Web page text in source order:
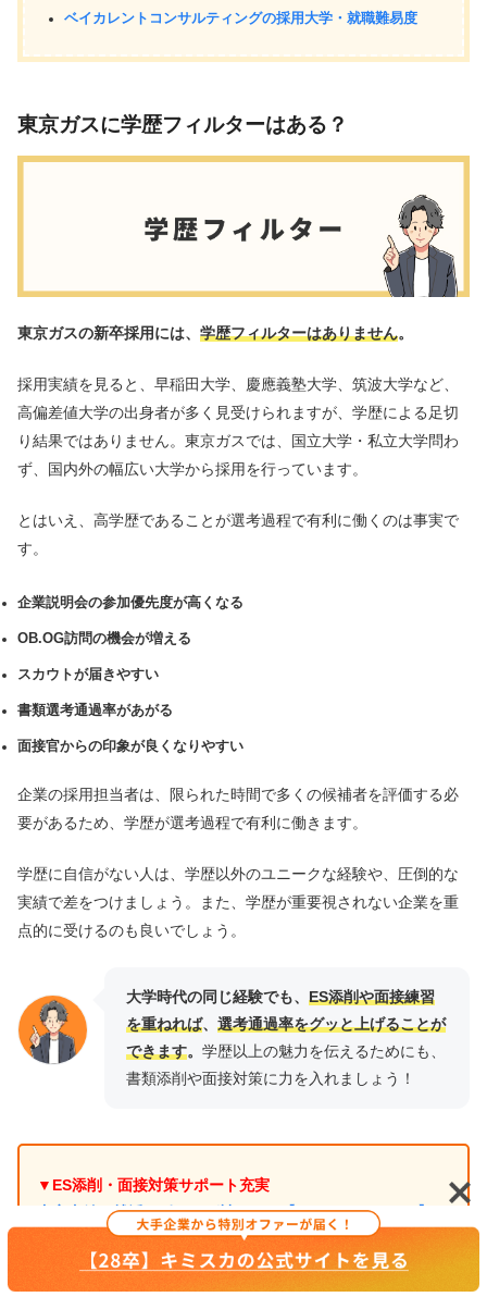
ベイカレントコンサルティングの採用大学・就職難易度
東京ガスに学歴フィルターはある？
東京ガスの新卒採用には、 学歴フィルターはありません。
採用実績を見ると、早稲田大学、慶應義塾大学、筑波大学など、
高偏差値大学の出身者が多く見受けられますが、学歴による足切
り結果ではありません。東京ガスでは、国立大学・私立大学問わ
ず、国内外の幅広い大学から採用を行っています。
とはいえ、高学歴であることが選考過程で有利に働くのは事実で
す。
企業説明会の参加優先度が高くなる
OB.OG訪問の機会が増える
スカウトが届きやすい
書類選考通過率があがる
面接官からの印象が良くなりやすい
企業の採用担当者は、限られた時間で多くの候補者を評価する必
要があるため、学歴が選考過程で有利に働きます。
学歴に自信がない人は、学歴以外のユニークな経験や、圧倒的な
実績で差をつけましょう。また、学歴が重要視されない企業を重
点的に受けるのも良いでしょう。
大学時代の同じ経験でも、 ES添削や面接練習
を重ねれば、 選考通過率をグッと上げることが
できます。 学歴以上の魅力を伝えるためにも、
書類添削や面接対策に力を入れましょう！
▼ES添削・面接対策サポート充実
内定直結の就活サポートが神レベル【キャリアチケット】